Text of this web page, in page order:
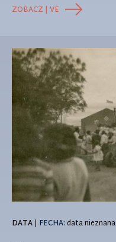
ZOBACZ | VE
DATA| FECHA: data nieznana